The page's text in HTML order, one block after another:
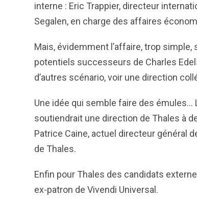
interne : Eric Trappier, directeur
Segalen, en charge des affaires
Mais, évidemment l’affaire, trop
potentiels successeurs de Charles
d’autres scénario, voir une direction
Une idée qui semble faire des émules…
soutiendrait une direction de Thales à
Patrice Caine, actuel directeur général
de Thales.
Enfin pour Thales des candidats
ex-patron de Vivendi Universal.